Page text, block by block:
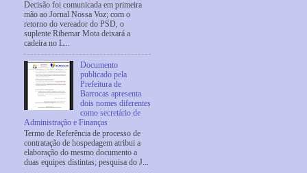
Decisão foi comunicada em primeira
mão ao Jornal Nossa Voz; com o
retorno do vereador do PSD, o
suplente Ribemar Mota deixará a
cadeira no L...
Documento
publicado pela
Prefeitura de
Barrocas apresenta
dois nomes diferentes
como secretário de
Administração e Finanças
Termo de Referência de processo de
contratação de hospedagem atribui a
elaboração do mesmo documento a
duas equipes distintas; pesquisa do J...